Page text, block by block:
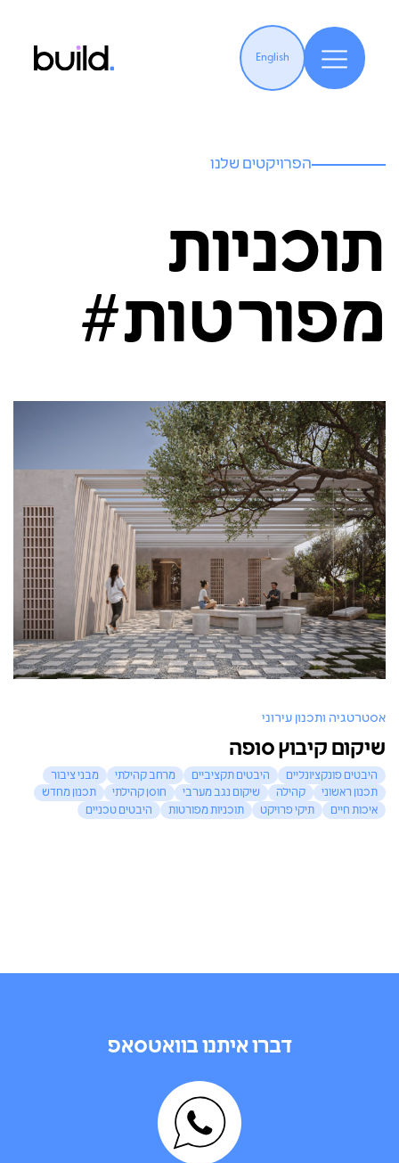
English
הפרויקטים שלנו
תוכניות
מפורטות#
אסטרטגיה ותכנון עירוני
שיקום קיבוץ סופה
היבטים פונקציונליים היבטים תקציביים מרחב קהילתי
מבני ציבור
תכנון ראשוני
קהילה שיקום נגב מערבי חוסן קהילתי
תכנון מחדש
איכות חיים
תיקי פרויקט תוכניות מפורטות היבטים טכניים
דברו איתנו בוואטסאפ